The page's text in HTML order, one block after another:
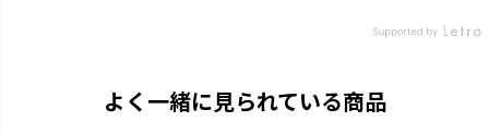
よく一緒に見られている商品